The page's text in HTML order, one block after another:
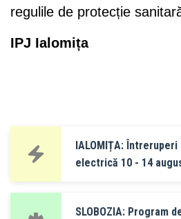
regulile de protecție
IPJ Ialomița
IALOMIȚA:
electrică 10 - 14
SLOBOZIA: Program